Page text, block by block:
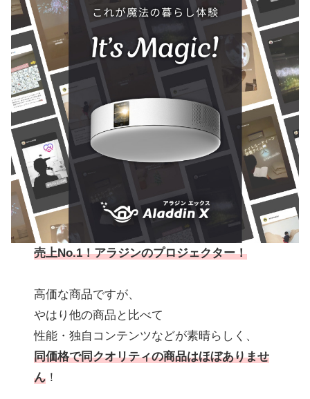
売上No.1！アラジンのプロジェクター！
高価な商品ですが、
やはり他の商品と比べて
性能・独自コンテンツなどが素晴らしく、
同価格で同クオリティの商品はほぼありませ
ん ！